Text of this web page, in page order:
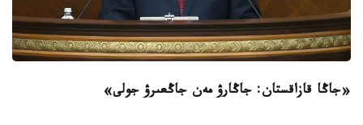
«جاڭا قازاقستان: جاڭارۋ مەن جاڭعىرۋ جولى»